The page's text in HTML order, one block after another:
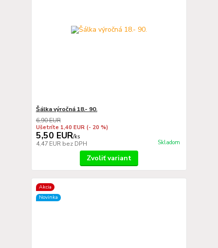
Šálka výročná 18.- 90.
6,90 EUR
Ušetríte 1,40 EUR (- 20 %)
5,50 EUR/ks
4,47 EUR bez DPH Skladom
Zvoliť variant
Akcia
Novinka